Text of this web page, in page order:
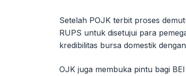
Setelah POJK terbit proses
RUPS untuk disetujui para
kredibilitas bursa domestik
OJK juga membuka pintu bagi